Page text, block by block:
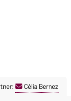
Célia Bernez